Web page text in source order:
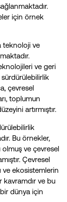
için örnek
teknoloji ve
ve geri
sürdürülebilirlik
çevresel
toplumun
artırmıştır.
Bu örnekler,
ve çevresel
Çevresel
ve ekosistemlerin
ve bu
bir dünya için